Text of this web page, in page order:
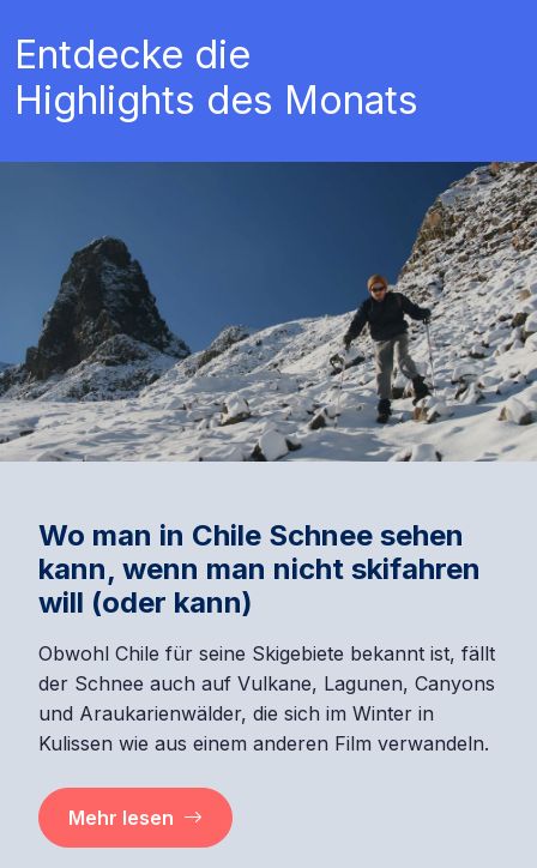
Entdecke die
Highlights des Monats
Wo man in Chile Schnee sehen
kann, wenn man nicht skifahren
will (oder kann)
Obwohl Chile für seine Skigebiete bekannt ist, fällt
der Schnee auch auf Vulkane, Lagunen, Canyons
und Araukarienwälder, die sich im Winter in
Kulissen wie aus einem anderen Film verwandeln.
Mehr lesen